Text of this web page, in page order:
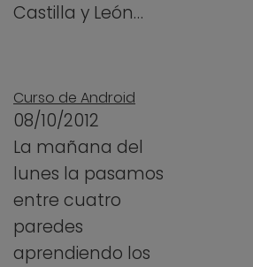
Castilla y León…
Curso de Android
08/10/2012
La mañana del
lunes la pasamos
entre cuatro
paredes
aprendiendo los